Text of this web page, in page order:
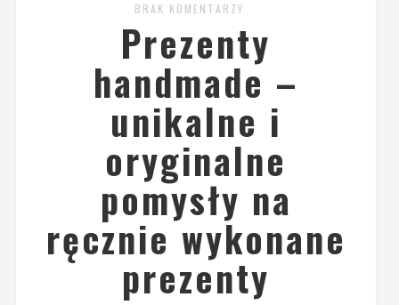
BRAK KOMENTARZY
Prezenty
handmade –
unikalne i
oryginalne
pomysły na
ręcznie wykonane
prezenty